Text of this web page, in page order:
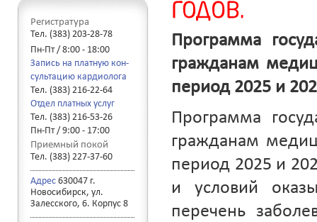
Регистратура
Тел. (383) 203-28-78
Пн-Пт / 8:00 - 18:00
Запись на платную кон-
сультацию кардиолога
Тел. (383) 216-22-64
Отдел платных услуг
Тел. (383) 216-53-26
Пн-Пт / 9:00 - 17:00
Приемный покой
Тел. (383) 227-37-60
Адрес630047 г.
Новосибирск, ул.
Залесского, 6. Корпус 8
Программа
гражданам
период 2025 и
Программа
гражданам
период 2025 и
и условий
перечень